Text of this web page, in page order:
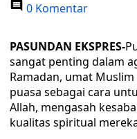
0 Komentar
PASUNDAN EKSPRES-
sangat penting dalam
Ramadan, umat
puasa sebagai cara
Allah, mengasah
kualitas spiritual